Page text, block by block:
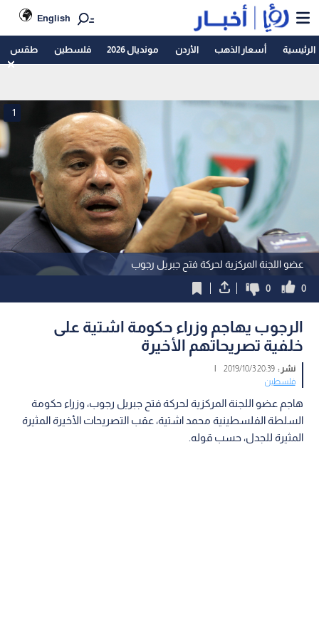
English
الرئيسية أسعار الذهب الأردن مونديال 2026 فلسطين طقس
عضو اللجنة المركزية لحركة فتح جبريل رجوب
1
0
0
الرجوب يهاجم وزراء حكومة اشتية على
خلفية تصريحاتهم الأخيرة
نشر :20:39 2019/10/3
|
فلسطين
هاجم عضو اللجنة المركزية لحركة فتح جبريل رجوب، وزراء حكومة
السلطة الفلسطينية محمد اشتية، عقب التصريحات الأخيرة المثيرة
المثيرة للجدل، حسب قوله.